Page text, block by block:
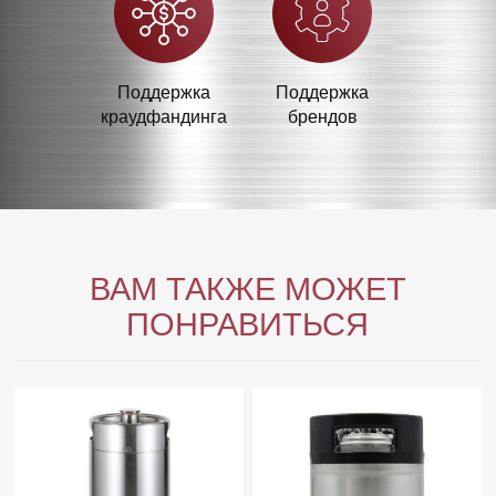
Поддержка
краудфандинга
Поддержка
брендов
ВАМ ТАКЖЕ МОЖЕТ
ПОНРАВИТЬСЯ